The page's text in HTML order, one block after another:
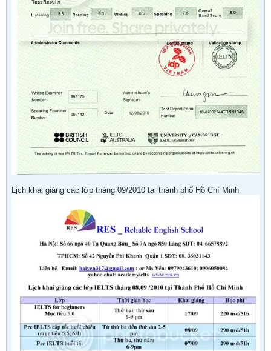
Lịch khai giảng các lớp tháng 09/2010 tại thành phố Hồ Chí Minh